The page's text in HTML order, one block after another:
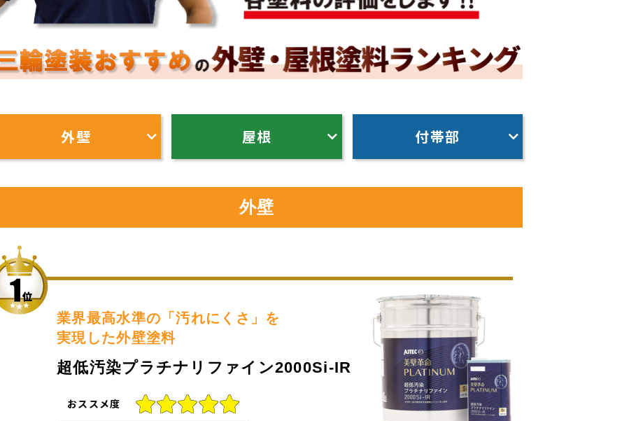
外壁 屋根 付帯部
外壁
業界最高水準の「汚れにくさ」を
実現した外壁塗料
超低汚染プラチナリファイン2000Si-IR
おススメ度